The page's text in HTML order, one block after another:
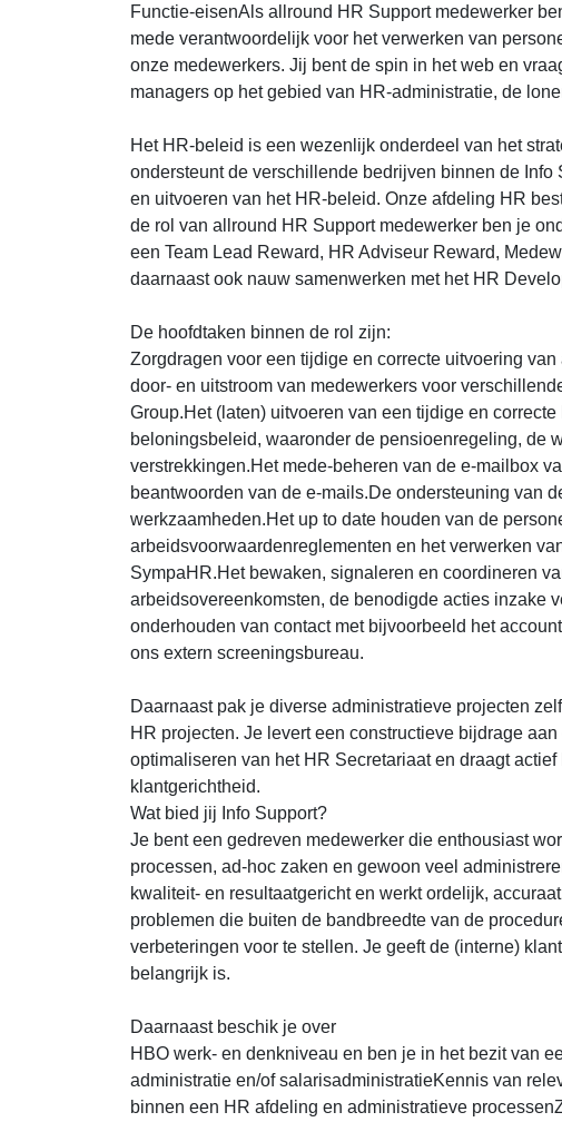
Functie-eisenAls allround HR Support medewerker
mede verantwoordelijk voor het verwerken van
onze medewerkers. Jij bent de spin in het web en
managers op het gebied van HR-administratie, de
Het HR-beleid is een wezenlijk onderdeel van het
ondersteunt de verschillende bedrijven binnen de
en uitvoeren van het HR-beleid. Onze afdeling HR
de rol van allround HR Support medewerker ben je
een Team Lead Reward, HR Adviseur Reward,
daarnaast ook nauw samenwerken met het HR
De hoofdtaken binnen de rol zijn:
Zorgdragen voor een tijdige en correcte uitvoering
door- en uitstroom van medewerkers voor
Group.Het (laten) uitvoeren van een tijdige en
beloningsbeleid, waaronder de pensioenregeling, de
verstrekkingen.Het mede-beheren van de e-mailbox
beantwoorden van de e-mails.De ondersteuning van
werkzaamheden.Het up to date houden van de
arbeidsvoorwaardenreglementen en het verwerken
SympaHR.Het bewaken, signaleren en coordineren
arbeidsovereenkomsten, de benodigde acties inzake
onderhouden van contact met bijvoorbeeld het
ons extern screeningsbureau.
Daarnaast pak je diverse administratieve projecten
HR projecten. Je levert een constructieve bijdrage
optimaliseren van het HR Secretariaat en draagt
klantgerichtheid.
Wat bied jij Info Support?
Je bent een gedreven medewerker die enthousiast
processen, ad-hoc zaken en gewoon veel
kwaliteit- en resultaatgericht en werkt ordelijk,
problemen die buiten de bandbreedte van de
verbeteringen voor te stellen. Je geeft de (interne)
belangrijk is.
Daarnaast beschik je over
HBO werk- en denkniveau en ben je in het bezit van
administratie en/of salarisadministratieKennis van
binnen een HR afdeling en administratieve